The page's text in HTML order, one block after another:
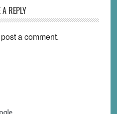
A REPLY
a comment.